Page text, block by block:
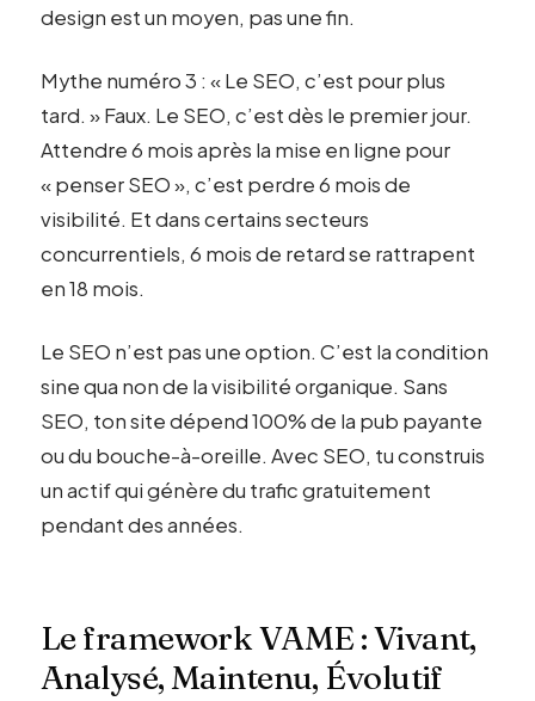
design est un moyen, pas une fin.
Mythe numéro 3 : « Le SEO, c’est pour plus
tard. » Faux. Le SEO, c’est dès le premier jour.
Attendre 6 mois après la mise en ligne pour
« penser SEO », c’est perdre 6 mois de
visibilité. Et dans certains secteurs
concurrentiels, 6 mois de retard se rattrapent
en 18 mois.
Le SEO n’est pas une option. C’est la condition
sine qua non de la visibilité organique. Sans
SEO, ton site dépend 100% de la pub payante
ou du bouche-à-oreille. Avec SEO, tu construis
un actif qui génère du trafic gratuitement
pendant des années.
Le framework VAME : Vivant,
Analysé, Maintenu, Évolutif